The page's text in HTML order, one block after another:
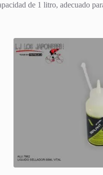
de 1 litro, adecuado